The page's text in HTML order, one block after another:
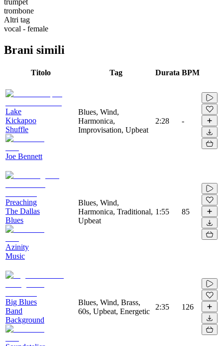
trombone
Altri tag
vocal - female
Brani simili
Titolo Tag Durata BPM
Lake
Kickapoo
Shuffle
Joe Bennett
Blues, Wind,
Harmonica,
Improvisation, Upbeat
2:28 -
Preaching
The Dallas
Blues
Azinity
Music
Blues, Wind,
Harmonica, Traditional,
Upbeat
1:55 85
Big Blues
Band
Background
Blues, Wind, Brass,
60s, Upbeat, Energetic
2:35 126